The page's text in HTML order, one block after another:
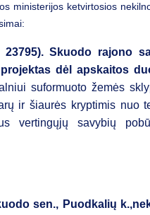
ministerijos ketvirtosios
Skuodo rajono
dėl apskaitos
suformuoto žemės
ir šiaurės kryptimis nuo
vertingųjų savybių
sen., Puodkalių k.,